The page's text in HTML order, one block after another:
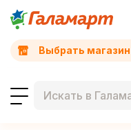
Выбрать магазин